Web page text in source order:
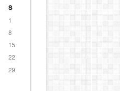
S
1
8
15
22
29